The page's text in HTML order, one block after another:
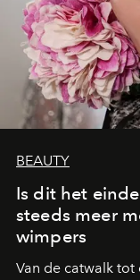
BEAUTY
Is dit het
steeds meer
wimpers
Van de catwalk